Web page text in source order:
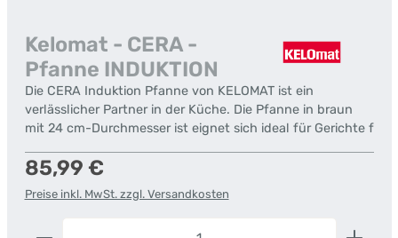
Kelomat - CERA -
Pfanne INDUKTION
Die CERA Induktion Pfanne von KELOMAT ist ein
verlässlicher Partner in der Küche. Die Pfanne in braun
mit 24 cm-Durchmesser ist eignet sich ideal für Gerichte f
Regulärer Preis:
85,99 €
Preise inkl. MwSt. zzgl. Versandkosten
Produkt Anzahl: Gib den gewünschten Wert ein